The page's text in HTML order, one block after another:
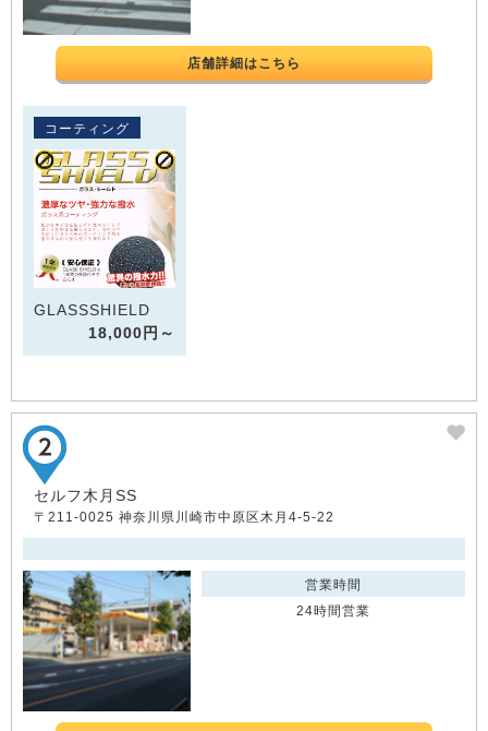
店舗詳細はこちら
コーティング
GLASSSHIELD
18,000円～
セルフ木月SS
〒211-0025 神奈川県川崎市中原区木月4-5-22
営業時間
24時間営業